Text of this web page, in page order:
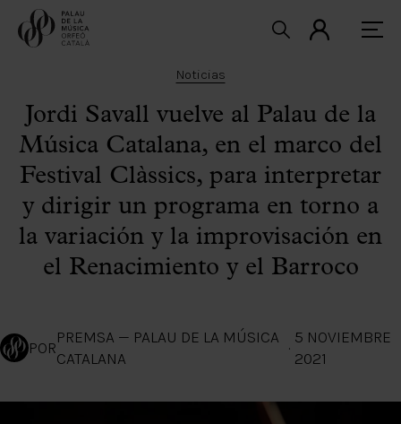
Noticias
Jordi Savall vuelve al Palau de la
Música Catalana, en el marco del
Festival Clàssics, para interpretar
y dirigir un programa en torno a
la variación y la improvisación en
el Renacimiento y el Barroco
POR
PREMSA — PALAU DE LA MÚSICA
CATALANA
·
5 NOVIEMBRE
2021